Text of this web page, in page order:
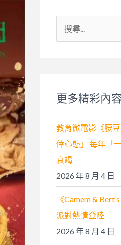
尋
:更多精彩內
教育微電影《腰
倖心態」 每年「
衰竭
2026 年 8 月 4 日
《Camem &
派對熱情登陸
2026 年 8 月 4 日